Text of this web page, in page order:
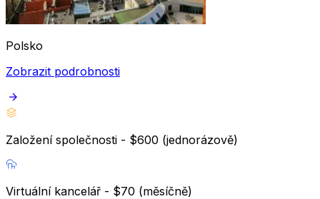
Polsko
Zobrazit podrobnosti
Založení společnosti - $600 (jednorázově)
Virtuální kancelář - $70 (měsíčně)